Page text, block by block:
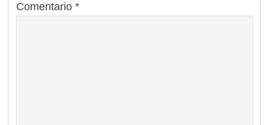
Comentario*